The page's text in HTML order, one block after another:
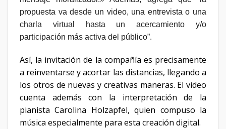
propuesta va desde un video, una entrevista o una
charla virtual hasta un acercamiento y/o
participación más activa del público”.
Así, la invitación de la compañía es precisamente
a reinventarse y acortar las distancias, llegando a
los otros de nuevas y creativas maneras. El video
cuenta además con la interpretación de la
pianista Carolina Holzapfel, quien compuso la
música especialmente para esta creación digital.